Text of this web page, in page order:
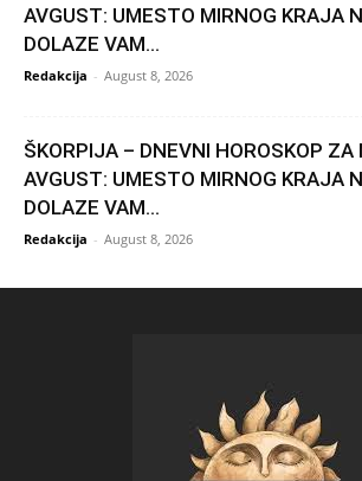
AVGUST: UMESTO MIRNOG KRAJA
DOLAZE VAM...
Redakcija - August 8, 2026
ŠKORPIJA – DNEVNI HOROSKOP ZA
AVGUST: UMESTO MIRNOG KRAJA
DOLAZE VAM...
Redakcija - August 8, 2026